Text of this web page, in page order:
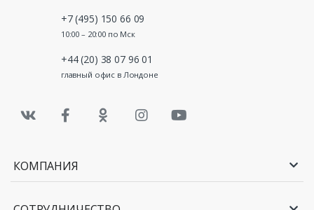
+7 (495) 150 66 09
10:00 – 20:00 по Мск
+44 (20) 38 07 96 01
главный офис в Лондоне
КОМПАНИЯ